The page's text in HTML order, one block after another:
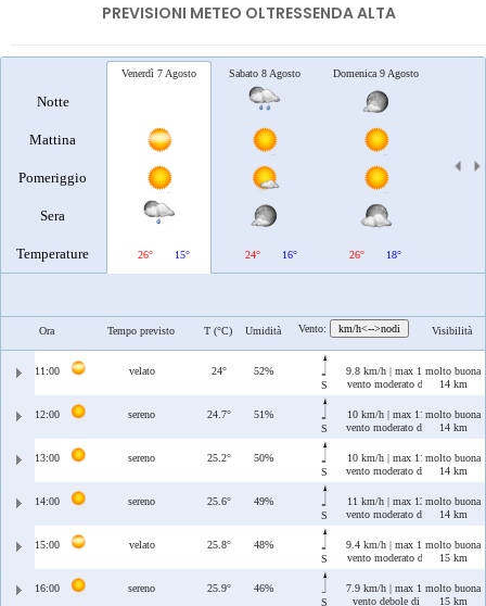
PREVISIONI METEO OLTRESSENDA ALTA
Notte
Mattina
Pomeriggio
Sera
Temperature
Venerdì 7 Agosto
26° 15°
Sabato 8 Agosto
24° 16°
Domenica 9 Agosto
26° 18°
Ora Tempo previsto T (°C) Umidità Vento: km/h<-->nodi Visibilità
11:00 velato 24°
52%
S
9.8 km/h | max 11 km/h
vento moderato di Ostro
molto buona
14 km
12:00 sereno 24.7°
51%
S
10 km/h | max 11 km/h
vento moderato di Ostro
molto buona
14 km
13:00 sereno 25.2°
50%
S
10 km/h | max 11 km/h
vento moderato di Ostro
molto buona
14 km
14:00 sereno 25.6°
49%
S
11 km/h | max 13 km/h
vento moderato di Ostro
molto buona
14 km
15:00 velato 25.8°
48%
S
9.4 km/h | max 11 km/h
vento moderato di Ostro
molto buona
15 km
16:00 sereno 25.9°
46%
S
7.9 km/h | max 12 km/h
vento debole di Ostro
molto buona
15 km